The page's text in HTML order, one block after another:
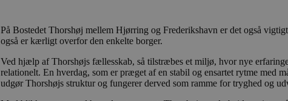
På Bostedet Thorshøj mellem Hjørring og Frederikshavn er det også
også er kærligt overfor den enkelte borger.
Ved hjælp af Thorshøjs fællesskab, så tilstræbes et miljø, hvor nye
relationelt. En hverdag, som er præget af en stabil og ensartet rytme med
udgør Thorshøjs struktur og fungerer derved som ramme for tryghed og